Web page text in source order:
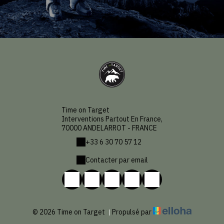
Time on Target
Interventions Partout En France,
70000 ANDELARROT - FRANCE
+33 6 30 70 57 12
Contacter par email
© 2026 Time on Target | Propulsé par